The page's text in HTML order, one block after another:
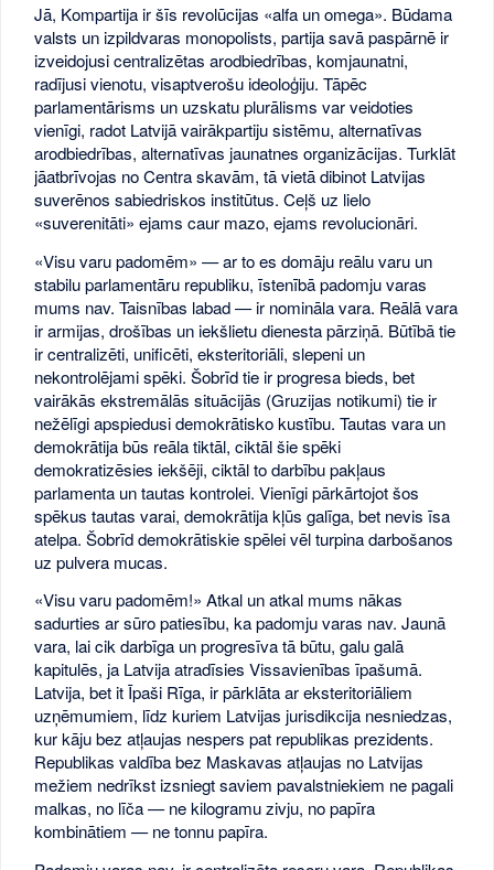
Jā, Kompartija ir šīs revolūcijas «alfa un omega». Būdama
valsts un izpildvaras monopolists, partija savā paspārnē ir
izveidojusi centralizētas arodbiedrības, komjaunatni,
radījusi vienotu, visaptverošu ideoloģiju. Tāpēc
parlamentārisms un uzskatu plurālisms var veidoties
vienīgi, radot Latvijā vairākpartiju sistēmu, alternatīvas
arodbiedrības, alternatīvas jaunatnes organizācijas. Turklāt
jāatbrīvojas no Centra skavām, tā vietā dibinot Latvijas
suverēnos sabiedriskos institūtus. Ceļš uz lielo
«suverenitāti» ejams caur mazo, ejams revolucionāri.
«Visu varu padomēm» — ar to es domāju reālu varu un
stabilu parlamentāru republiku, īstenībā padomju varas
mums nav. Taisnības labad — ir nomināla vara. Reālā vara
ir armijas, drošības un iekšlietu dienesta pārziņā. Būtībā tie
ir centralizēti, unificēti, eksteritoriāli, slepeni un
nekontrolējami spēki. Šobrīd tie ir progresa bieds, bet
vairākās ekstremālās situācijās (Gruzijas notikumi) tie ir
nežēlīgi apspiedusi demokrātisko kustību. Tautas vara un
demokrātija būs reāla tiktāl, ciktāl šie spēki
demokratizēsies iekšēji, ciktāl to darbību pakļaus
parlamenta un tautas kontrolei. Vienīgi pārkārtojot šos
spēkus tautas varai, demokrātija kļūs galīga, bet nevis īsa
atelpa. Šobrīd demokrātiskie spēlei vēl turpina darbošanos
uz pulvera mucas.
«Visu varu padomēm!» Atkal un atkal mums nākas
sadurties ar sūro patiesību, ka padomju varas nav. Jaunā
vara, lai cik darbīga un progresīva tā būtu, galu galā
kapitulēs, ja Latvija atradīsies Vissavienības īpašumā.
Latvija, bet it Īpaši Rīga, ir pārklāta ar eksteritoriāliem
uzņēmumiem, līdz kuriem Latvijas jurisdikcija nesniedzas,
kur kāju bez atļaujas nespers pat republikas prezidents.
Republikas valdība bez Maskavas atļaujas no Latvijas
mežiem nedrīkst izsniegt saviem pavalstniekiem ne pagali
malkas, no līča — ne kilogramu zivju, no papīra
kombinātiem — ne tonnu papīra.